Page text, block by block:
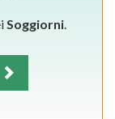
Soggiorni.